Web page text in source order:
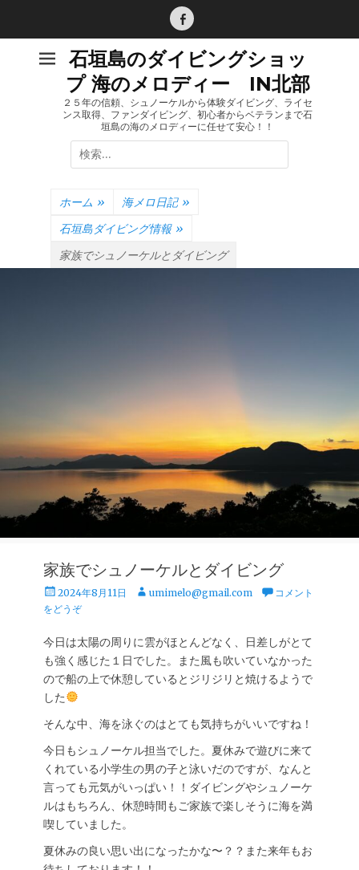
Facebook
石垣島のダイビングショッ
プ 海のメロディー IN北部
２５年の信頼、シュノーケルから体験ダイビング、ライセ
ンス取得、ファンダイビング、初心者からベテランまで石
垣島の海のメロディーに任せて安心！！
検
索:
ホーム » 海メロ日記 »
石垣島ダイビング情報 »
家族でシュノーケルとダイビング
家族でシュノーケルとダイビング
投
稿
2024年8月11日
投 umimelo@gmail.com
コメント
をどうぞ
今日は太陽の周りに雲がほとんどなく、日差しがとて
も強く感じた１日でした。また風も吹いていなかった
ので船の上で休憩しているとジリジリと焼けるようで
した
そんな中、海を泳ぐのはとても気持ちがいいですね！
今日もシュノーケル担当でした。夏休みで遊びに来て
くれている小学生の男の子と泳いだのですが、なんと
言っても元気がいっぱい！！ダイビングやシュノーケ
ルはもちろん、休憩時間もご家族で楽しそうに海を満
喫していました。
夏休みの良い思い出になったかな〜？？また来年もお